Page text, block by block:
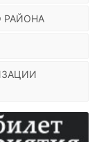
РАЙОНА